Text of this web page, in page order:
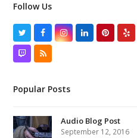
Follow Us
TwitterFacebookInstagram
LinkedInPinterest
Yelp
TwitchRSS
Popular Posts
Audio Blog Post
September 12, 2016